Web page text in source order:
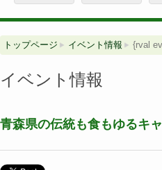
トップページ イベント情報 {rval
イベント情報
青森県の伝統も食もゆるキ